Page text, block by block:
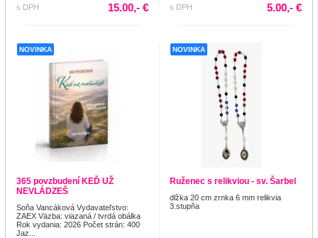
s DPH 15.00,- €
s DPH
5.00,- €
NOVINKA
365 povzbudení KEĎ UŽ
NEVLÁDZEŠ
Soňa Vancáková Vydavateľstvo:
ZAEX Väzba: viazaná / tvrdá obálka
Rok vydania: 2026 Počet strán: 400
Jaz...
NOVINKA
Ruženec s relikviou - sv. Šarbel
dlžka 20 cm zrnka 6 mm relikvia
3.stupňa